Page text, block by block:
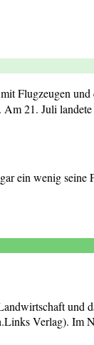
Flugzeugen
21. Juli
ein wenig seine
und
Verlag). Im